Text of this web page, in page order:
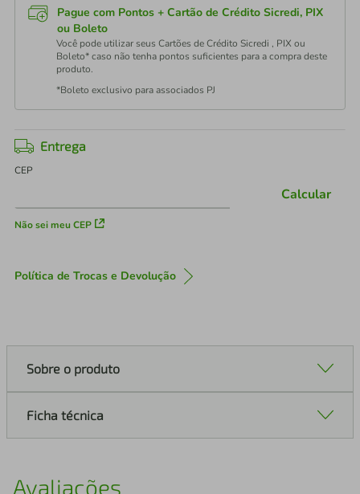
Pague com Pontos + Cartão de Crédito Sicredi, PIX
ou Boleto
Você pode utilizar seus Cartões de Crédito Sicredi , PIX ou
Boleto* caso não tenha pontos suficientes para a compra deste
produto.
*Boleto exclusivo para associados PJ
Entrega
CEP
Não sei meu CEP
Calcular
Política de Trocas e Devolução
Sobre o produto
Ficha técnica
Avaliações